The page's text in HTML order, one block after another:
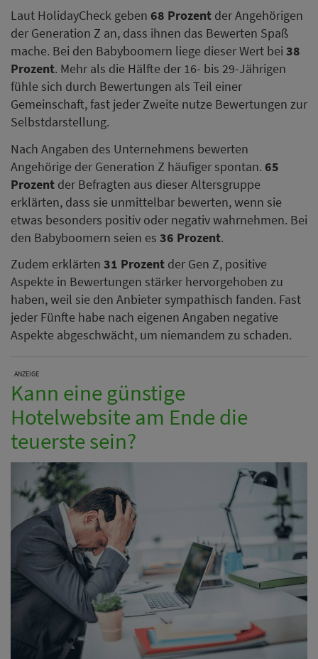
Laut HolidayCheck geben 68 Prozent der Angehörigen
der Generation Z an, dass ihnen das Bewerten Spaß
mache. Bei den Babyboomern liege dieser Wert bei 38
Prozent. Mehr als die Hälfte der 16- bis 29-Jährigen
fühle sich durch Bewertungen als Teil einer
Gemeinschaft, fast jeder Zweite nutze Bewertungen zur
Selbstdarstellung.
Nach Angaben des Unternehmens bewerten
Angehörige der Generation Z häufiger spontan. 65
Prozent der Befragten aus dieser Altersgruppe
erklärten, dass sie unmittelbar bewerten, wenn sie
etwas besonders positiv oder negativ wahrnehmen. Bei
den Babyboomern seien es 36 Prozent.
Zudem erklärten 31 Prozent der Gen Z, positive
Aspekte in Bewertungen stärker hervorgehoben zu
haben, weil sie den Anbieter sympathisch fanden. Fast
jeder Fünfte habe nach eigenen Angaben negative
Aspekte abgeschwächt, um niemandem zu schaden.
ANZEIGE
Kann eine günstige
Hotelwebsite am Ende die
teuerste sein?